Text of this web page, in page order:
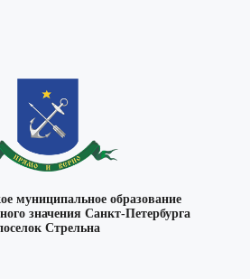
муниципальное образование
значения Санкт-Петербурга
Стрельна